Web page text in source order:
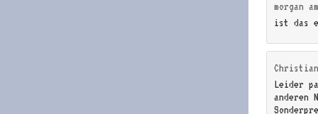
morgan
ist das
Christian
Leider
anderen